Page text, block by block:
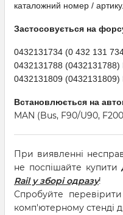
каталожний номер /
Застосовується на
0432131734 (0 432 131
0432131788 (0432131788)
0432131809 (0432131809)
Встановлюється на
MAN (Bus, F90/U90,
При виявленні
не поспішайте купити
Rail у зборі одразу!
Спробуйте
комп'ютерному стенді